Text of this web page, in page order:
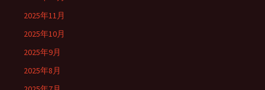
2025年11月
2025年10月
2025年9月
2025年8月